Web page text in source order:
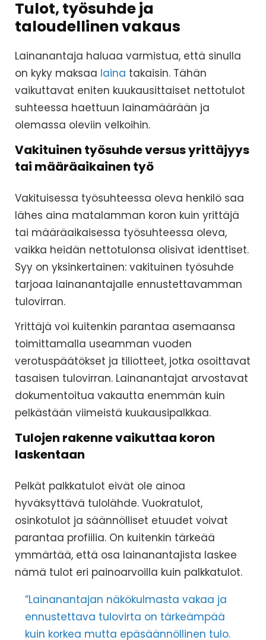
Tulot, työsuhde ja
taloudellinen vakaus
Lainanantaja haluaa varmistua, että sinulla
on kyky maksaa laina takaisin. Tähän
vaikuttavat eniten kuukausittaiset nettotulot
suhteessa haettuun lainamäärään ja
olemassa oleviin velkoihin.
Vakituinen työsuhde versus yrittäjyys
tai määräaikainen työ
Vakituisessa työsuhteessa oleva henkilö saa
lähes aina matalamman koron kuin yrittäjä
tai määräaikaisessa työsuhteessa oleva,
vaikka heidän nettotulonsa olisivat identtiset.
Syy on yksinkertainen: vakituinen työsuhde
tarjoaa lainanantajalle ennustettavamman
tulovirran.
Yrittäjä voi kuitenkin parantaa asemaansa
toimittamalla useamman vuoden
verotuspäätökset ja tiliotteet, jotka osoittavat
tasaisen tulovirran. Lainanantajat arvostavat
dokumentoitua vakautta enemmän kuin
pelkästään viimeistä kuukausipalkkaa.
Tulojen rakenne vaikuttaa koron
laskentaan
Pelkät palkkatulot eivät ole ainoa
hyväksyttävä tulolähde. Vuokratulot,
osinkotulot ja säännölliset etuudet voivat
parantaa profiilia. On kuitenkin tärkeää
ymmärtää, että osa lainanantajista laskee
nämä tulot eri painoarvoilla kuin palkkatulot.
”Lainanantajan näkökulmasta vakaa ja
ennustettava tulovirta on tärkeämpää
kuin korkea mutta epäsäännöllinen tulo.